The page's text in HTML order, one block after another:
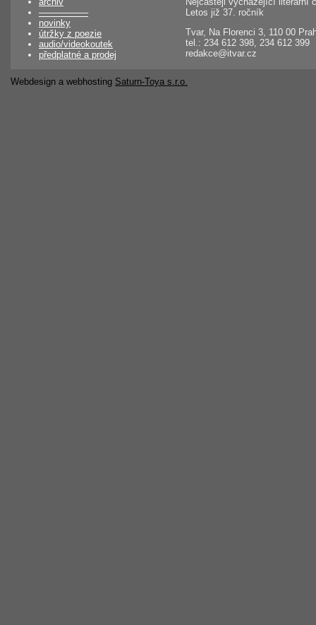
––––––––––
novinky
útržky z poezie
audio/videokoutek
předplatné a prodej
Letos již 37. ročník
Tvar, Na Florenci 3, 110 00
tel.: 234 612 398, 234 612 399
redakce@itvar.cz
Webdesign a webhosting Saturn-Toya s.r.o.